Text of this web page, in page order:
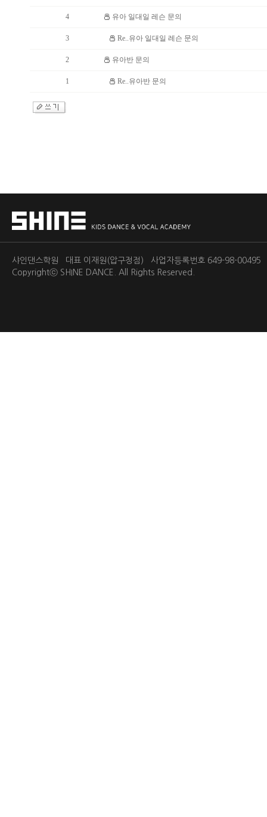
4 유아 일대일 레슨 문의
3 Re..유아 일대일 레슨 문의
2 유아반 문의
1 Re..유아반 문의
샤인댄스학원 대표 이재원(압구정점) 사업자등록번호 649-98-
Copyrightⓒ SHINE DANCE. All Rights Reserved.